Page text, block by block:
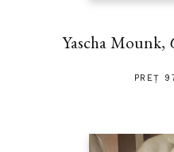
Yascha Mounk,
PREȚ